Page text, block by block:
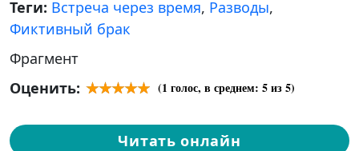
Теги: Встреча через время, Разводы,
Фиктивный брак
Фрагмент
Оценить:
(1 голос, в среднем: 5из 5)
Читать онлайн